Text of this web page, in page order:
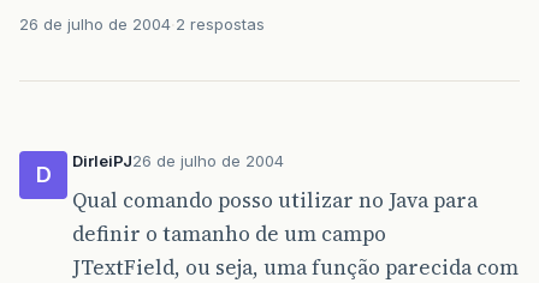
26 de julho de 2004 2 respostas
D
DirleiPJ26 de julho de 2004
Qual comando posso utilizar no Java para
definir o tamanho de um campo
JTextField, ou seja, uma função parecida com